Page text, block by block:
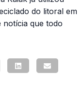
do litoral em
notícia que todo